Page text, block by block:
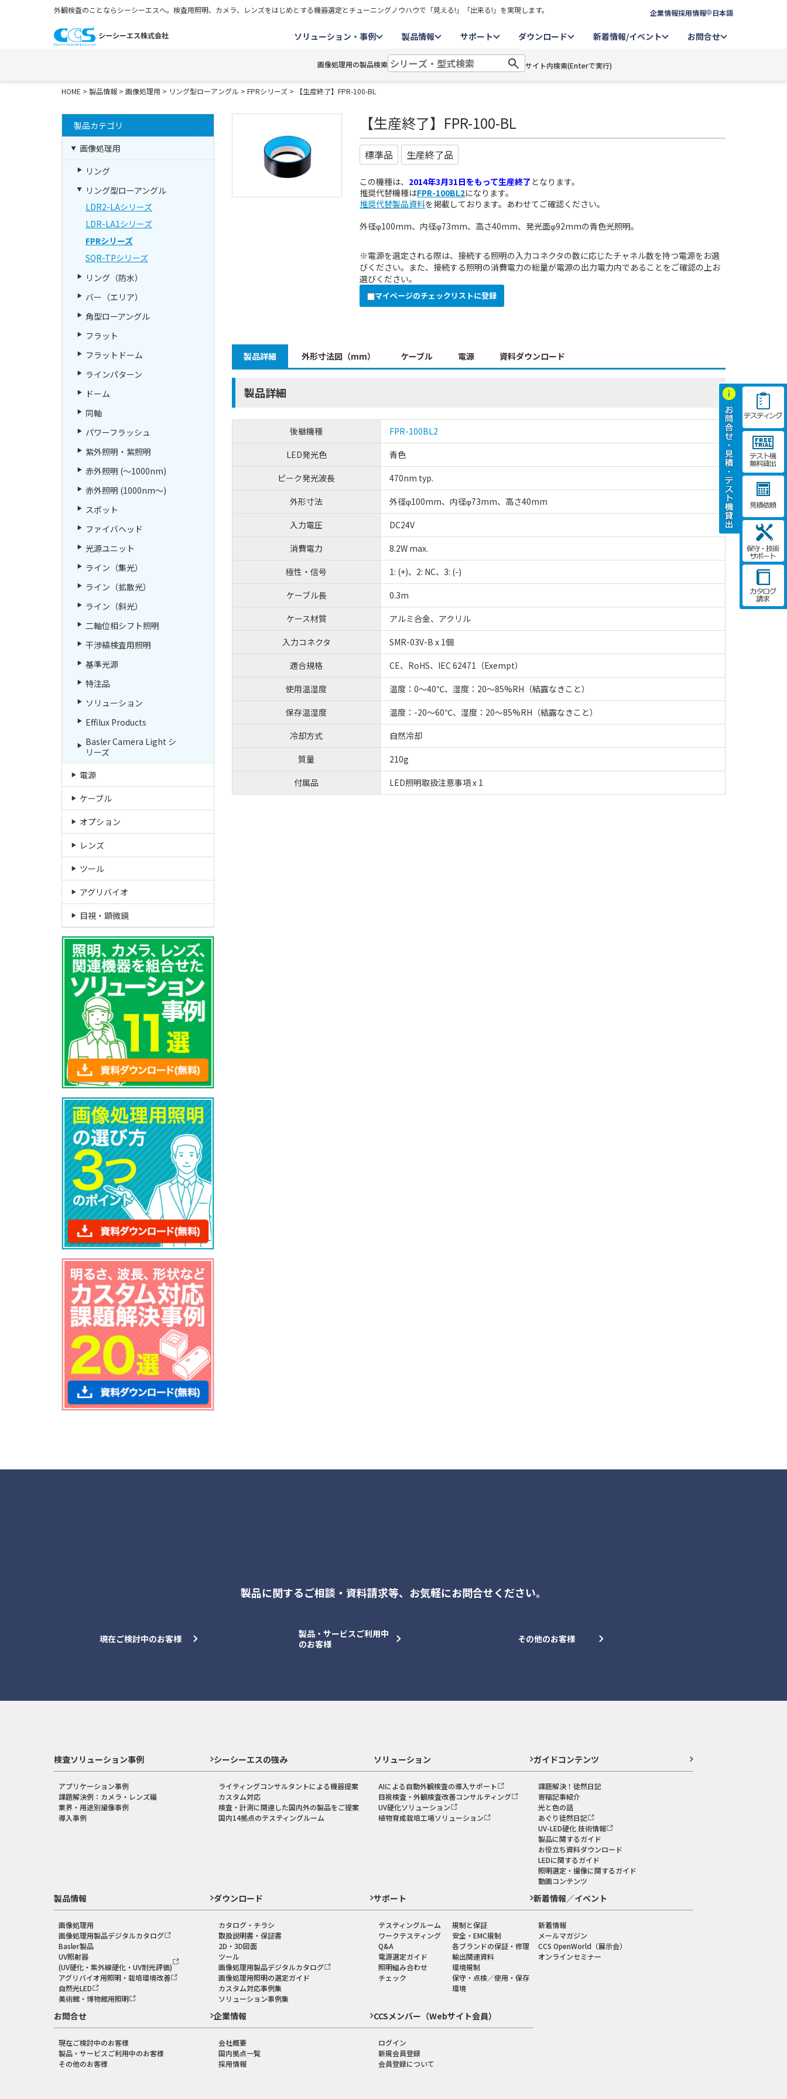
外観検査のことならシーシーエスへ。検査用照明、カメラ、レンズをはじめとする機器選定とチューニングノウハウで「見える!」「出来る!」を実現します。 企業情報採用情報 日本語
ソリューション・事例 製品情報 サポート ダウンロード 新着情報/イベント お問合せ
画像処理用の製品検索 サイト内検索(Enterで実行)
HOME > 製品情報 > 画像処理用 > リング型ローアングル > FPRシリーズ > 【生産終了】FPR-100-BL
【生産終了】FPR-100-BL
標準品 生産終了品
この機種は、 2014年3月31日をもって生産終了となります。
推奨代替機種はFPR-100BL2になります。
推奨代替製品資料を掲載しております。あわせてご確認ください。
外径φ100mm、内径φ73mm、高さ40mm、発光面φ92mmの青色光照明。
※電源を選定される際は、接続する照明の入力コネクタの数に応じたチャネル数を持つ電源をお選
びください。また、接続する照明の消費電力の総量が電源の出力電力内であることをご確認の上お
選びください。
マイページのチェックリストに登録
製品詳細 外形寸法図（mm） ケーブル 電源 資料ダウンロード
製品詳細
後継機種
FPR-100BL2
LED発光色
青色
ピーク発光波長
470nm typ.
外形寸法
外径φ100mm、内径φ73mm、高さ40mm
入力電圧
DC24V
消費電力
8.2W max.
極性・信号
1: (+)、2: NC、3: (-)
ケーブル長
0.3m
ケース材質
アルミ合金、アクリル
入力コネクタ
SMR-03V-B x 1個
適合規格
CE、RoHS、IEC 62471（Exempt）
使用温湿度
温度：0～40℃、湿度：20～85%RH（結露なきこと）
保存温湿度
温度：-20～60℃、湿度：20～85%RH（結露なきこと）
冷却方式
自然冷却
質量
210g
付属品
LED照明取扱注意事項 x 1
製品カテゴリ
画像処理用
リング
リング型ローアングル
LDR2-LAシリーズ
LDR-LA1シリーズ
FPRシリーズ
SQR-TPシリーズ
リング（防水）
バー（エリア）
角型ローアングル
フラット
フラットドーム
ラインパターン
ドーム
同軸
パワーフラッシュ
紫外照明・紫照明
赤外照明 (～1000nm)
赤外照明 (1000nm～)
スポット
ファイバヘッド
光源ユニット
ライン（集光）
ライン（拡散光）
ライン（斜光）
二軸位相シフト照明
干渉縞検査用照明
基準光源
特注品
ソリューション
Effilux Products
Basler Camera Light シ
リーズ
電源
ケーブル
オプション
レンズ
ツール
アグリバイオ
目視・顕微鏡
製品に関するご相談・資料請求等、 お気軽にお問合せください。
現在ご検討中のお客様
製品・サービスご利用中
のお客様
その他のお客様
検査ソリューション事例
アプリケーション事例
課題解決例：カメラ・レンズ編
業界・用途別撮像事例
導入事例
シーシーエスの強み
ライティングコンサルタントによる機器提案
カスタム対応
検査・計測に関連した国内外の製品をご提案
国内14拠点のテスティングルーム
ソリューション
AIによる自動外観検査の導入サポート
目視検査・外観検査改善コンサルティング
UV硬化ソリューション
植物育成栽培工場ソリューション
ガイドコンテンツ
課題解決！徒然日記
寄稿記事紹介
光と色の話
あぐり徒然日記
UV-LED硬化 技術情報
製品に関するガイド
お役立ち資料ダウンロード
LEDに関するガイド
照明選定・撮像に関するガイド
動画コンテンツ
製品情報
画像処理用
画像処理用製品デジタルカタログ
Basler製品
UV照射器
(UV硬化・紫外線硬化・UV耐光評価)
アグリバイオ用照明・栽培環境改善
自然光LED
美術館・博物館用照明
ダウンロード
カタログ・チラシ
取扱説明書・保証書
2D・3D図面
ツール
画像処理用製品デジタルカタログ
画像処理用照明の選定ガイド
カスタム対応事例集
ソリューション事例集
サポート
テスティングルーム
ワークテスティング
Q&A
電源選定ガイド
照明組み合わせ
チェック
規制と保証
安全・EMC規制
各ブランドの保証・修理
輸出関連資料
環境規制
保守・点検／使用・保存
環境
新着情報／イベント
新着情報
メールマガジン
CCS OpenWorld（展示会）
オンラインセミナー
お問合せ
現在ご検討中のお客様
製品・サービスご利用中のお客様
その他のお客様
企業情報
会社概要
国内拠点一覧
採用情報
CCSメンバー（Webサイト会員）
ログイン
新規会員登録
会員登録について